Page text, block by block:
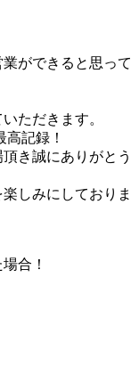
ができると思って
ただきます。
記録！
き誠にありがとう
しみにしておりま
合！